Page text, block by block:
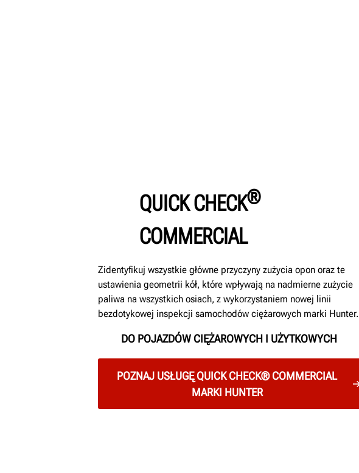
QUICK CHECK®
COMMERCIAL
Zidentyfikuj wszystkie główne przyczyny zużycia opon oraz te
ustawienia geometrii kół, które wpływają na nadmierne zużycie
paliwa na wszystkich osiach, z wykorzystaniem nowej linii
bezdotykowej inspekcji samochodów ciężarowych marki Hunter.
DO POJAZDÓW CIĘŻAROWYCH I UŻYTKOWYCH
POZNAJ USŁUGĘ QUICK CHECK® COMMERCIAL
MARKI HUNTER